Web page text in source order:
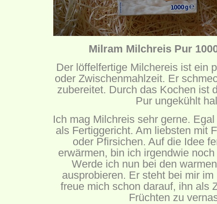
Milram Milchreis Pur
Der löffelfertige Milchereis ist ein
oder Zwischenmahlzeit. Er
zubereitet. Durch das Kochen ist
Pur ungekühlt
Ich mag Milchreis sehr gerne.
als Fertiggericht. Am liebsten mit
oder Pfirsichen. Auf die Idee
erwärmen, bin ich irgendwie
Werde ich nun bei den
ausprobieren. Er steht bei mir
freue mich schon darauf, ihn als
Früchten zu